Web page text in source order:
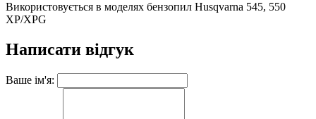
Використовується в моделях бензопил Husqvarna 545, 550
XP/XPG
Написати відгук
Ваше ім'я: